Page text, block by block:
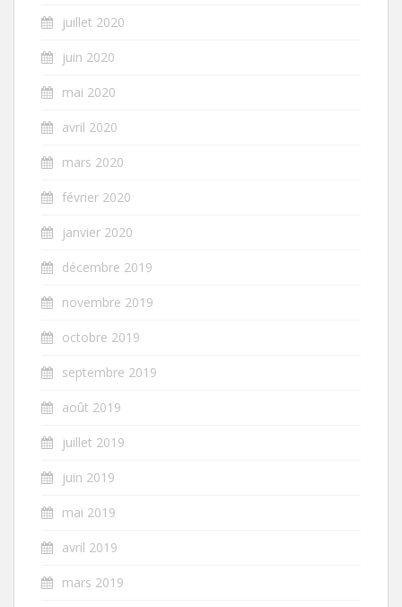
juillet 2020
juin 2020
mai 2020
avril 2020
mars 2020
février 2020
janvier 2020
décembre 2019
novembre 2019
octobre 2019
septembre 2019
août 2019
juillet 2019
juin 2019
mai 2019
avril 2019
mars 2019